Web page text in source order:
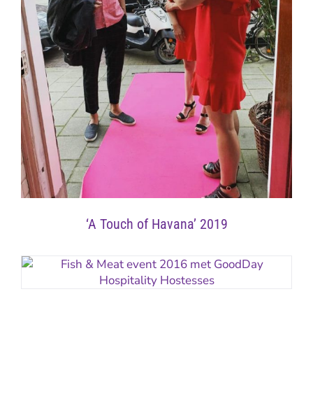
‘A Touch of Havana’ 2019